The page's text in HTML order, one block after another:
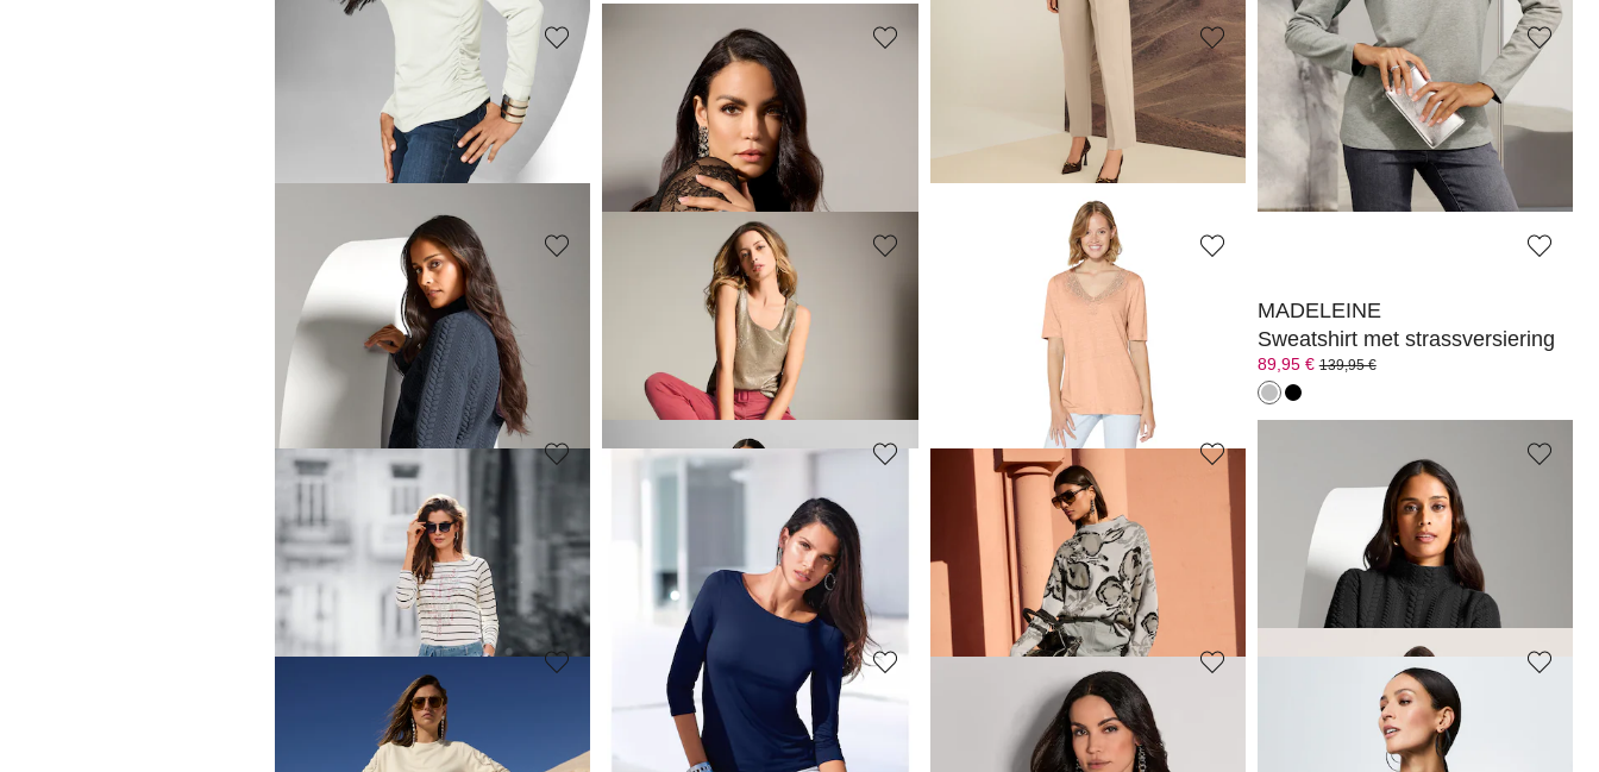
MADELEINE
99,95 €
MADELEINE
119,95 €
Jersey shirt met opstaande kraag
MADELEINE
Lingerietop van stretchzijde
139,95 €
+2 Kleuren
MADELEINE
Shirt
49,95 €
MADELEINE
119,95 €
MADELEINE
Shirt met boothals
+2 Kleuren
MADELEINE
Sweatshirt met strassversiering
89,95 €139,95 €
MADELEINE
Sweatshirt met glamoureuze touch
209,95 € 99,95 €
MADELEINE
Sweatshirt
59,95 € 99,95 €
MADELEINE
Sweatshirt met kabelpatroon
109,95 €
+1 Kleuren
MADELEINE
Sweatshirt met kabelpatroon
MADELEINE
Sweatshirt met kabelpatroon
MADELEINE
MADELEINE